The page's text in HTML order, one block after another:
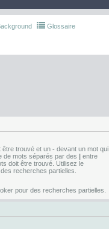
Glossaire
être trouvé et un - devant un mot qui
de mots séparés par des | entre
doit être trouvé. Utilisez le
recherches partielles.
pour des recherches partielles.